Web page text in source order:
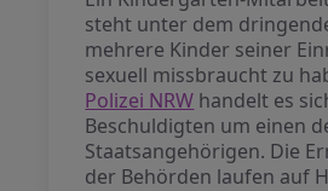
steht unter dem
mehrere Kinder seiner
sexuell missbraucht zu
Polizei NRW handelt es
Beschuldigten um einen
Staatsangehörigen. Die
der Behörden laufen auf